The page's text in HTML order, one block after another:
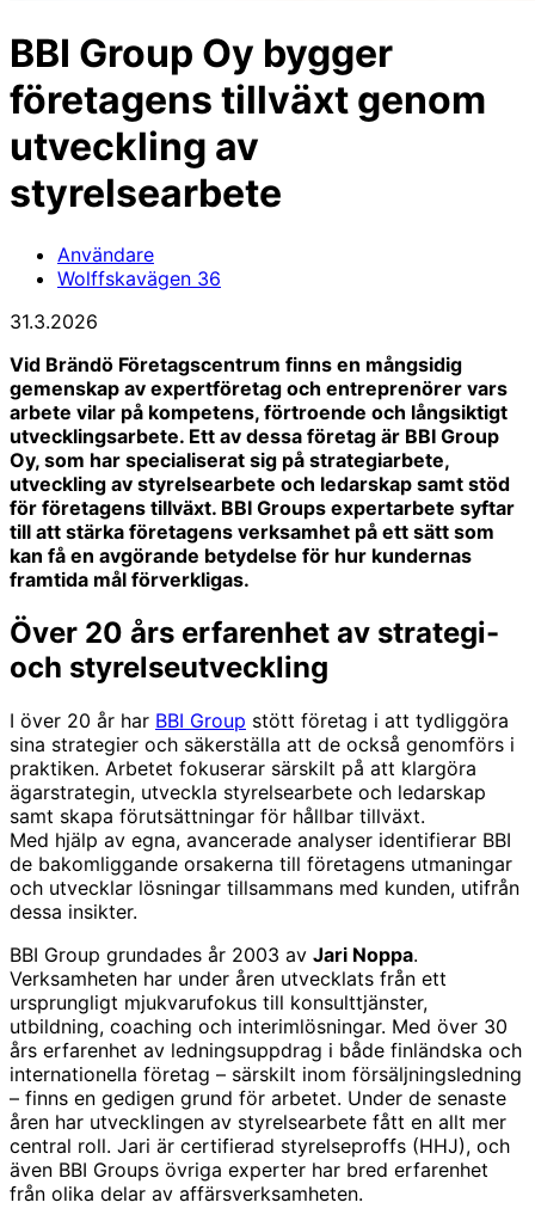
BBI Group Oy bygger
företagens tillväxt genom
utveckling av
styrelsearbete
Användare
Wolffskavägen 36
31.3.2026
Vid Brändö Företagscentrum finns en mångsidig
gemenskap av expertföretag och entreprenörer vars
arbete vilar på kompetens, förtroende och långsiktigt
utvecklingsarbete. Ett av dessa företag är BBI Group
Oy, som har specialiserat sig på strategiarbete,
utveckling av styrelsearbete och ledarskap samt stöd
för företagens tillväxt. BBI Groups expertarbete syftar
till att stärka företagens verksamhet på ett sätt som
kan få en avgörande betydelse för hur kundernas
framtida mål förverkligas.
Över 20 års erfarenhet av strategi-
och styrelseutveckling
I över 20 år har BBI Group stött företag i att tydliggöra
sina strategier och säkerställa att de också genomförs i
praktiken. Arbetet fokuserar särskilt på att klargöra
ägarstrategin, utveckla styrelsearbete och ledarskap
samt skapa förutsättningar för hållbar tillväxt.
Med hjälp av egna, avancerade analyser identifierar BBI
de bakomliggande orsakerna till företagens utmaningar
och utvecklar lösningar tillsammans med kunden, utifrån
dessa insikter.
BBI Group grundades år 2003 av Jari Noppa.
Verksamheten har under åren utvecklats från ett
ursprungligt mjukvarufokus till konsulttjänster,
utbildning, coaching och interimlösningar. Med över 30
års erfarenhet av ledningsuppdrag i både finländska och
internationella företag – särskilt inom försäljningsledning
– finns en gedigen grund för arbetet. Under de senaste
åren har utvecklingen av styrelsearbete fått en allt mer
central roll. Jari är certifierad styrelseproffs (HHJ), och
även BBI Groups övriga experter har bred erfarenhet
från olika delar av affärsverksamheten.